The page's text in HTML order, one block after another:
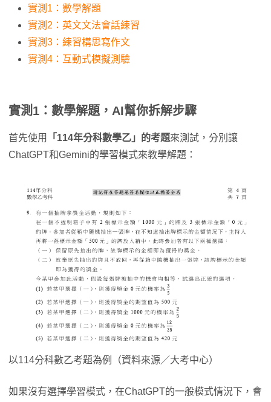
實測1：數學解題
實測2：英文文法會話練習
實測3：練習構思寫作文
實測4：互動式模擬測驗
實測1：數學解題，AI幫你拆解步驟
首先使用 「114年分科數學乙」的考題來測試，分別讓
ChatGPT和Gemini的學習模式來教學解題：
以114分科數乙考題為例（資料來源／大考中心）
如果沒有選擇學習模式，在ChatGPT的一般模式情況下，會